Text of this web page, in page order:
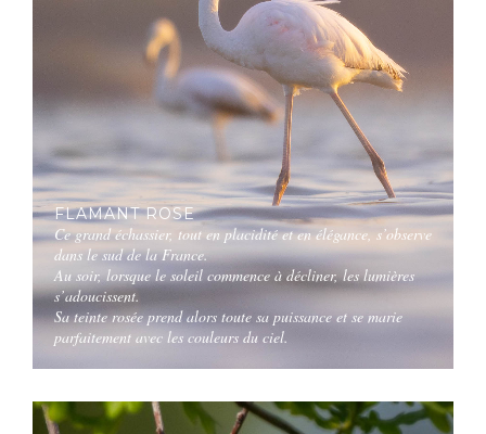
FLAMANT ROSE
Ce grand échassier, tout en placidité et en élégance, s’observe
dans le sud de la France.
Au soir, lorsque le soleil commence à décliner, les lumières
s’adoucissent.
Sa teinte rosée prend alors toute sa puissance et se marie
parfaitement avec les couleurs du ciel.